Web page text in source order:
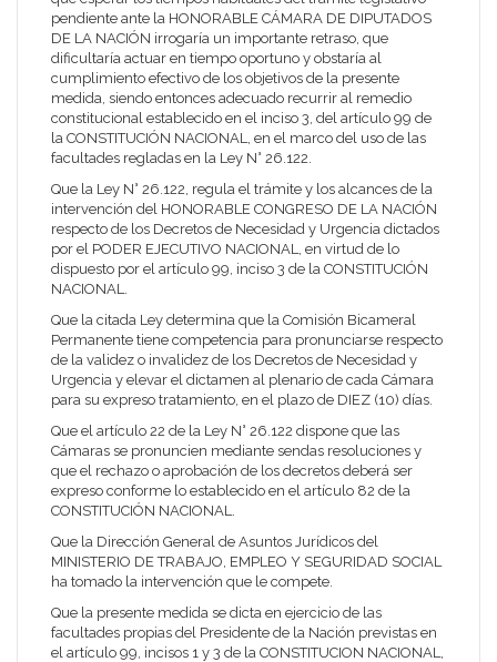
pendiente ante la HONORABLE CÁMARA DE DIPUTADOS
DE LA NACIÓN irrogaría un importante retraso, que
dificultaría actuar en tiempo oportuno y obstaría al
cumplimiento efectivo de los objetivos de la presente
medida, siendo entonces adecuado recurrir al remedio
constitucional establecido en el inciso 3, del artículo 99 de
la CONSTITUCIÓN NACIONAL, en el marco del uso de las
facultades regladas en la Ley N° 26.122.
Que la Ley N° 26.122, regula el trámite y los alcances de la
intervención del HONORABLE CONGRESO DE LA NACIÓN
respecto de los Decretos de Necesidad y Urgencia dictados
por el PODER EJECUTIVO NACIONAL, en virtud de lo
dispuesto por el artículo 99, inciso 3 de la CONSTITUCIÓN
NACIONAL.
Que la citada Ley determina que la Comisión Bicameral
Permanente tiene competencia para pronunciarse respecto
de la validez o invalidez de los Decretos de Necesidad y
Urgencia y elevar el dictamen al plenario de cada Cámara
para su expreso tratamiento, en el plazo de DIEZ (10) días.
Que el artículo 22 de la Ley N° 26.122 dispone que las
Cámaras se pronuncien mediante sendas resoluciones y
que el rechazo o aprobación de los decretos deberá ser
expreso conforme lo establecido en el artículo 82 de la
CONSTITUCIÓN NACIONAL.
Que la Dirección General de Asuntos Jurídicos del
MINISTERIO DE TRABAJO, EMPLEO Y SEGURIDAD SOCIAL
ha tomado la intervención que le compete.
Que la presente medida se dicta en ejercicio de las
facultades propias del Presidente de la Nación previstas en
el artículo 99, incisos 1 y 3 de la CONSTITUCION NACIONAL,